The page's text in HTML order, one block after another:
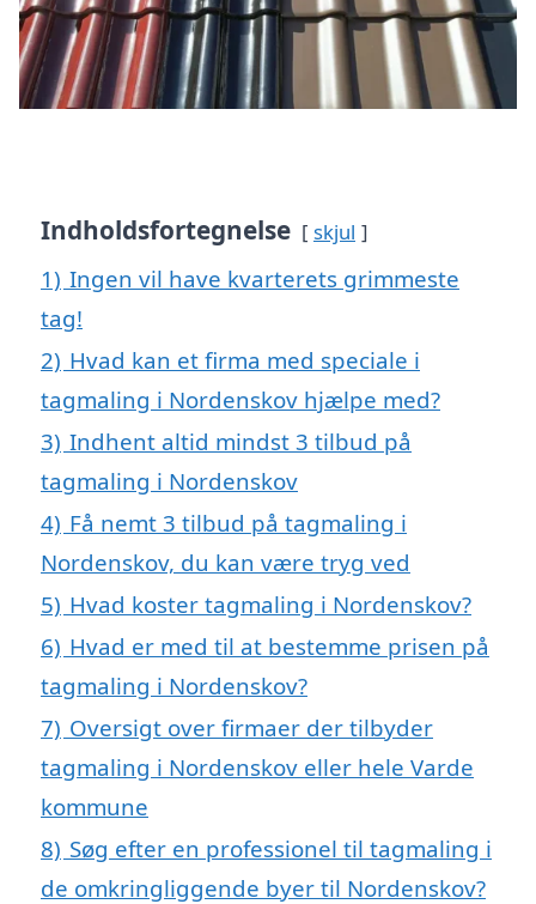
Indholdsfortegnelse skjul
1) Ingen vil have kvarterets grimmeste
tag!
2) Hvad kan et firma med speciale i
tagmaling i Nordenskov hjælpe med?
3) Indhent altid mindst 3 tilbud på
tagmaling i Nordenskov
4) Få nemt 3 tilbud på tagmaling i
Nordenskov, du kan være tryg ved
5) Hvad koster tagmaling i Nordenskov?
6) Hvad er med til at bestemme prisen på
tagmaling i Nordenskov?
7) Oversigt over firmaer der tilbyder
tagmaling i Nordenskov eller hele Varde
kommune
8) Søg efter en professionel til tagmaling i
de omkringliggende byer til Nordenskov?